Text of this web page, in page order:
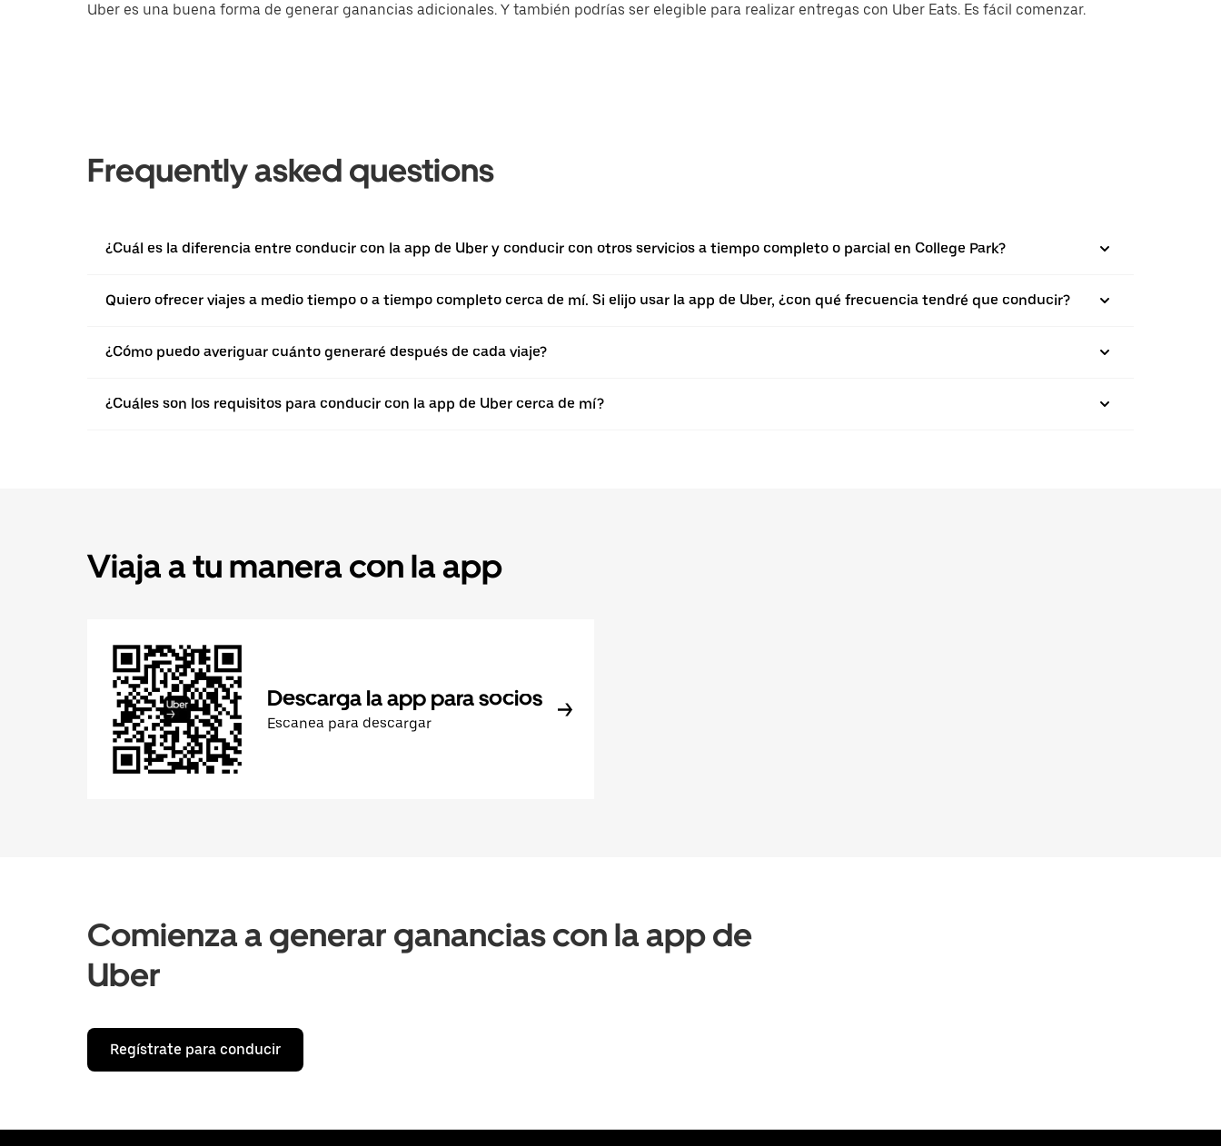
Uber es una buena forma de generar ganancias adicionales. Y también podrías ser elegible para realizar entregas con Uber Eats. Es fácil comenzar.
Frequently asked questions
¿Cuál es la diferencia entre conducir con la app de Uber y conducir con otros servicios a tiempo completo o parcial en College Park?
Quiero ofrecer viajes a medio tiempo o a tiempo completo cerca de mí. Si elijo usar la app de Uber, ¿con qué frecuencia tendré que conducir?
¿Cómo puedo averiguar cuánto generaré después de cada viaje?
¿Cuáles son los requisitos para conducir con la app de Uber cerca de mí?
Viaja a tu manera con la app
Descarga la app para socios
Escanea para descargar
Comienza a generar ganancias con la app de
Uber
Regístrate para conducir